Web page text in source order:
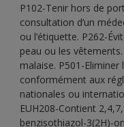
P102-Tenir hors de
consultation d’un
ou l’étiquette. P262-
peau ou les
malaise. P501-
conformément aux
nationales ou
EUH208-Contient
benzisothiazol-3(2H)-